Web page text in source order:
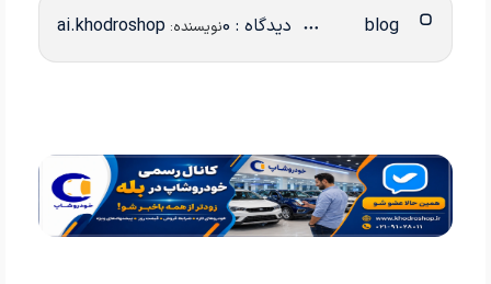
دیدگاه : 0 نویسنده:ai.khodroshop